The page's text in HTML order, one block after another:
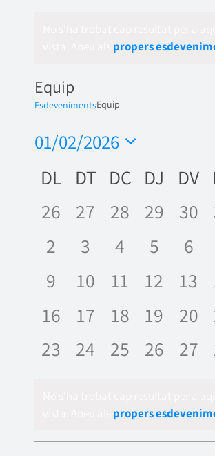
propers
Equip
EsdevenimentsEquip
01/02/2026
una
data.
Calendari
de
Esdeveniments
DL DT DC DJ DV
0
26
0
27
0
28
0
29
0
30
0
2
0
3
0
4
0
5
0
6
0
9
0
10
0
11
0
12
0
13
0
esdeveniments,
16
0
esdeveniments,
17
0
18
0
19
0
20
0
23
0
24
0
25
0
26
0
27
propers